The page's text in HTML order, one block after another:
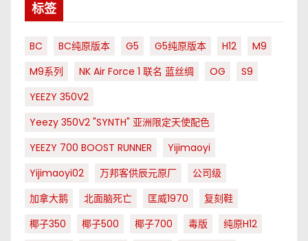
标签
BC BC纯原版本 G5 G5纯原版本 H12
M9
M9系列
NK Air Force 1 联名 蓝丝绸 OG
S9
YEEZY 350V2
Yeezy 350V2 "SYNTH" 亚洲限定天使配色
YEEZY 700 BOOST RUNNER
Yijimaoyi
Yijimaoyi02
万邦客供辰元原厂
公司级
加拿大鹅
北面脑死亡 匡威1970
复刻鞋
椰子350
椰子500 椰子700 毒版
纯原H12